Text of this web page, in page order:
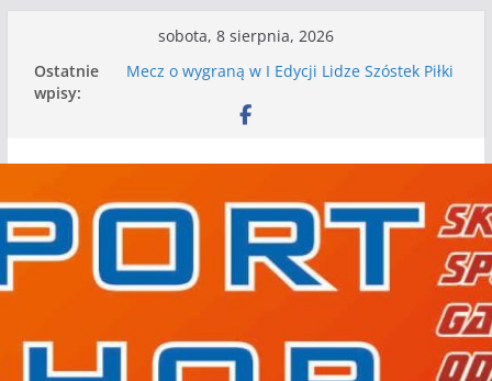
treści
sobota, 8 sierpnia, 2026
Ostatnie
wpisy:
I mamy kolejne gry kontrolne, piłkarskie
granie przed nami
Mecz o wygraną w I Edycji Lidze Szóstek Piłki
Kolejne gry kontrolne naszych piłkarskich
zespołów za nami
WKS wygrywa pierwszą edycję Ligi Szóstek w
Gwdzie Wielkiej